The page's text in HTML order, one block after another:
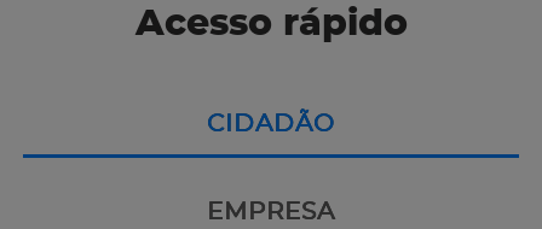
Acesso rápido
CIDADÃO
EMPRESA